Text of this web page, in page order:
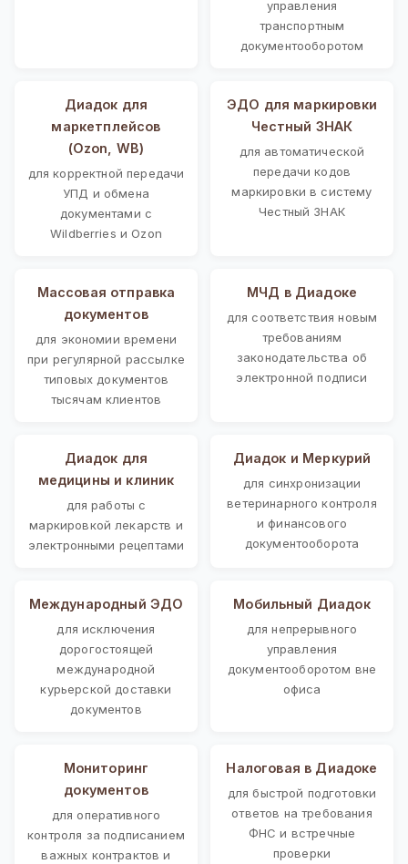
управления
транспортным
документооборотом
Диадок для
маркетплейсов
(Ozon, WB)
для корректной передачи
УПД и обмена
документами с
Wildberries и Ozon
ЭДО для маркировки
Честный ЗНАК
для автоматической
передачи кодов
маркировки в систему
Честный ЗНАК
Массовая отправка
документов
для экономии времени
при регулярной рассылке
типовых документов
тысячам клиентов
МЧД в Диадоке
для соответствия новым
требованиям
законодательства об
электронной подписи
Диадок для
медицины и клиник
для работы с
маркировкой лекарств и
электронными рецептами
Диадок и Меркурий
для синхронизации
ветеринарного контроля
и финансового
документооборота
Международный ЭДО
для исключения
дорогостоящей
международной
курьерской доставки
документов
Мобильный Диадок
для непрерывного
управления
документооборотом вне
офиса
Мониторинг
документов
для оперативного
контроля за подписанием
важных контрактов и
Налоговая в Диадоке
для быстрой подготовки
ответов на требования
ФНС и встречные
проверки